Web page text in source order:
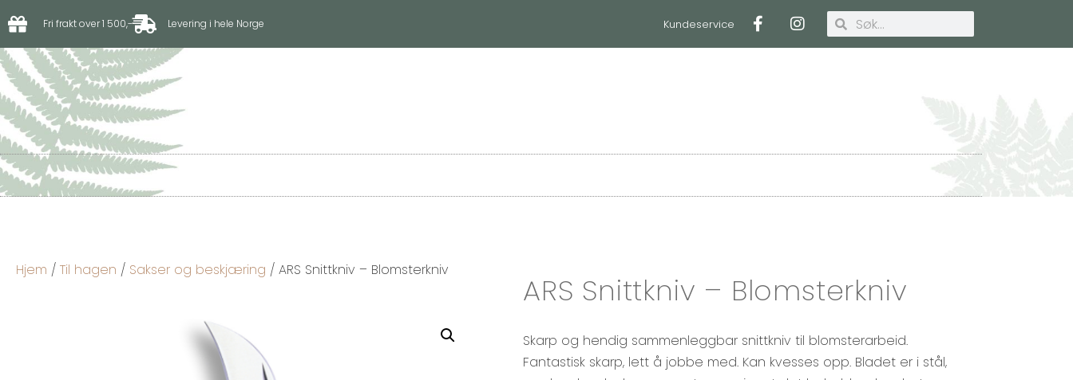
Fri frakt over 1 500,- Levering i hele Norge Kundeservice
Hjem / Til hagen / Sakser og beskjæring / ARS Snittkniv – Blomsterkniv
ARS Snittkniv – Blomsterkniv
Skarp og hendig sammenleggbar snittkniv til blomsterarbeid.
Fantastisk skarp, lett å jobbe med. Kan kvesses opp. Bladet er i stål,